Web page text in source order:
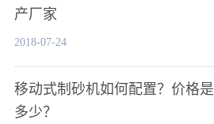
产厂家
2018-07-24
移动式制砂机如何配置？价格是
多少？